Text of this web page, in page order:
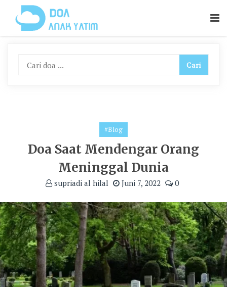
Content
#Blog
Doa Saat Mendengar Orang
Meninggal Dunia
supriadi al hilal Juni 7, 2022 0